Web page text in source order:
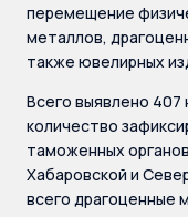
перемещение
металлов,
также ювелирных
Всего выявлено
количество
таможенных
Хабаровской и
всего драгоценные